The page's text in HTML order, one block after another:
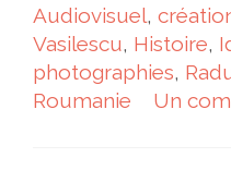
Audiovisuel,
Vasilescu, Histoire,
photographies,
Roumanie
Un